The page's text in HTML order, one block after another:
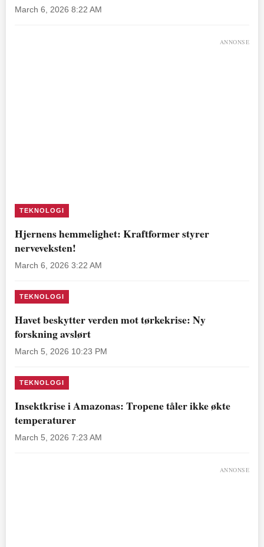
March 6, 2026 8:22 AM
ANNONSE
TEKNOLOGI
Hjernens hemmelighet: Kraftformer styrer
nerveveksten!
March 6, 2026 3:22 AM
TEKNOLOGI
Havet beskytter verden mot tørkekrise: Ny
forskning avslørt
March 5, 2026 10:23 PM
TEKNOLOGI
Insektkrise i Amazonas: Tropene tåler ikke økte
temperaturer
March 5, 2026 7:23 AM
ANNONSE